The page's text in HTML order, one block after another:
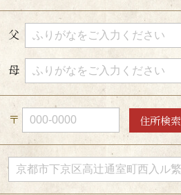
父
母
〒 住所検索